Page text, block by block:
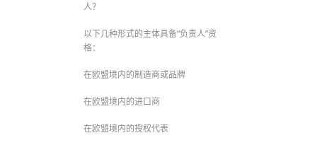
人？
以下几种形式的主体具备“负责人”资
格：
在欧盟境内的制造商或品牌
在欧盟境内的进口商
在欧盟境内的授权代表